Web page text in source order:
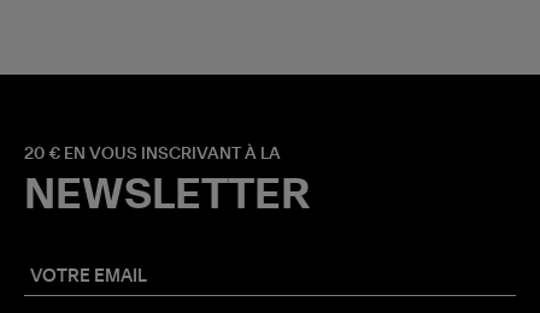
20 € EN VOUS INSCRIVANT À LA
NEWSLETTER